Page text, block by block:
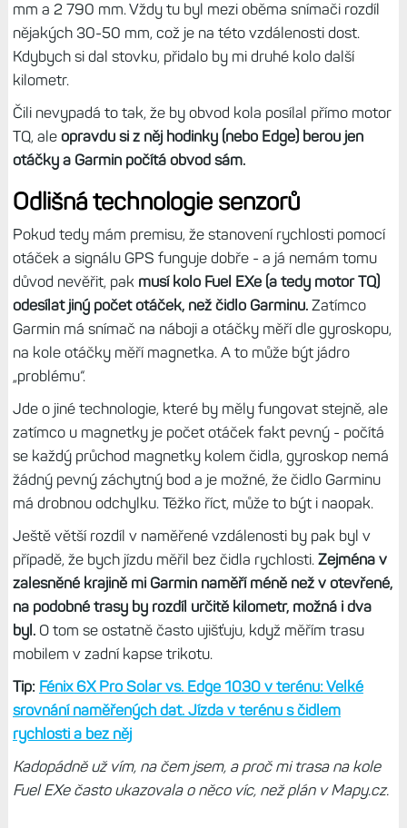
mm a 2 790 mm. Vždy tu byl mezi oběma snímači rozdíl
nějakých 30-50 mm, což je na této vzdálenosti dost.
Kdybych si dal stovku, přidalo by mi druhé kolo další
kilometr.
Čili nevypadá to tak, že by obvod kola posílal přímo motor
TQ, ale opravdu si z něj hodinky (nebo Edge) berou jen
otáčky a Garmin počítá obvod sám.
Odlišná technologie senzorů
Pokud tedy mám premisu, že stanovení rychlosti pomocí
otáček a signálu GPS funguje dobře - a já nemám tomu
důvod nevěřit, pak musí kolo Fuel EXe (a tedy motor TQ)
odesílat jiný počet otáček, než čidlo Garminu.Zatímco
Garmin má snímač na náboji a otáčky měří dle gyroskopu,
na kole otáčky měří magnetka. A to může být jádro
„problému“.
Jde o jiné technologie, které by měly fungovat stejně, ale
zatímco u magnetky je počet otáček fakt pevný - počítá
se každý průchod magnetky kolem čidla, gyroskop nemá
žádný pevný záchytný bod a je možné, že čidlo Garminu
má drobnou odchylku. Těžko říct, může to být i naopak.
Ještě větší rozdíl v naměřené vzdálenosti by pak byl v
případě, že bych jízdu měřil bez čidla rychlosti. Zejména v
zalesněné krajině mi Garmin naměří méně než v otevřené,
na podobné trasy by rozdíl určitě kilometr, možná i dva
byl.O tom se ostatně často ujišťuju, když měřím trasu
mobilem v zadní kapse trikotu.
Tip: Fénix 6X Pro Solar vs. Edge 1030 v terénu: Velké
srovnání naměřených dat. Jízda v terénu s čidlem
rychlosti a bez něj
Kadopádně už vím, na čem jsem, a proč mi trasa na kole
Fuel EXe často ukazovala o něco víc, než plán v Mapy.cz.